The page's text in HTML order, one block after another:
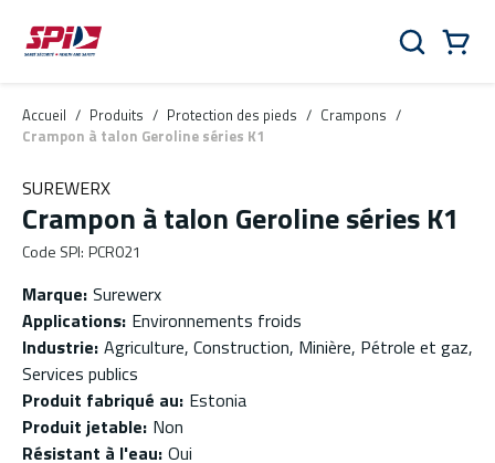
Aller au contenu principal
Skip to menu
Skip to footer
Rechercher
Accueil / Produits / Protection des pieds / Crampons /
Crampon à talon Geroline séries K1
SUREWERX
Crampon à talon Geroline séries K1
Code SPI: PCR021
Marque: Surewerx
Applications: Environnements froids
Industrie: Agriculture, Construction, Minière, Pétrole et gaz,
Services publics
Produit fabriqué au: Estonia
Produit jetable: Non
Résistant à l'eau: Oui